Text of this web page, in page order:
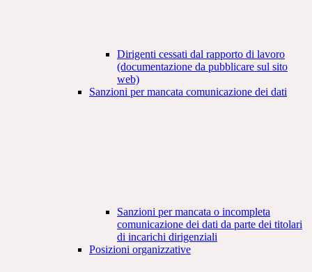
Dirigenti cessati dal rapporto di lavoro
(documentazione da pubblicare sul sito
web)
Sanzioni per mancata comunicazione dei dati
Sanzioni per mancata o incompleta
comunicazione dei dati da parte dei titolari
di incarichi dirigenziali
Posizioni organizzative